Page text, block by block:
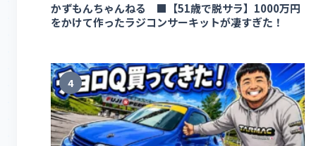
かずもんちゃんねる ■【51歳で脱サラ】1000万円
をかけて作ったラジコンサーキットが凄すぎた！
4